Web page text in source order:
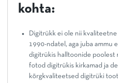
kohta:
Digitrükk ei ole nii
1990-ndatel, aga juba ammu
digitrükis halltoonide poolest
fotod digitrükis kirkamad ja
kõrgkvaliteetsed digitrüki